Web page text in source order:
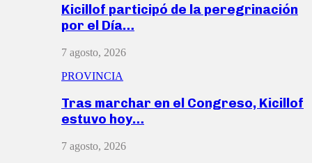
Kicillof participó de la peregrinación
por el Día…
7 agosto, 2026
PROVINCIA
Tras marchar en el Congreso, Kicillof
estuvo hoy…
7 agosto, 2026